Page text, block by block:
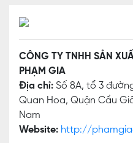
CÔNG TY TNHH SẢN
PHẠM GIA
Địa chỉ: Số 8A, tổ 3
Quan Hoa, Quận Cầu
Nam
Website: http://